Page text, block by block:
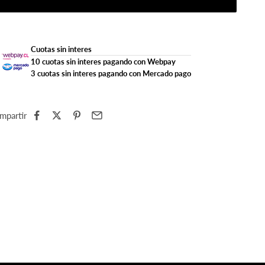
Cuotas sin interes
10 cuotas sin interes pagando con Webpay
3 cuotas sin interes pagando con Mercado pago